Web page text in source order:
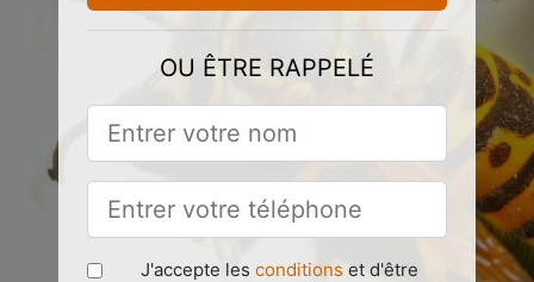
OU ÊTRE RAPPELÉ
J'accepte les conditions et d'être